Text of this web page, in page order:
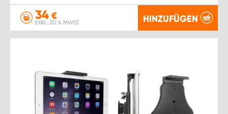
34 €
EXKL. 20 % MWST. HINZUFÜGEN